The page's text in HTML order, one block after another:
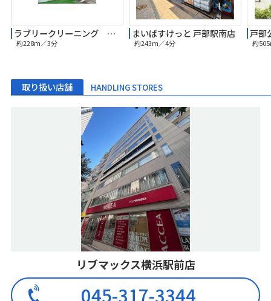
ラブリークリーニング 戸部店
約228m／3分
まいばすけっと 戸部駅南店
約243m／4分
戸部
約
取り扱い店舗 HANDLING STORES
リブマックス横浜駅前店
045-317-3344